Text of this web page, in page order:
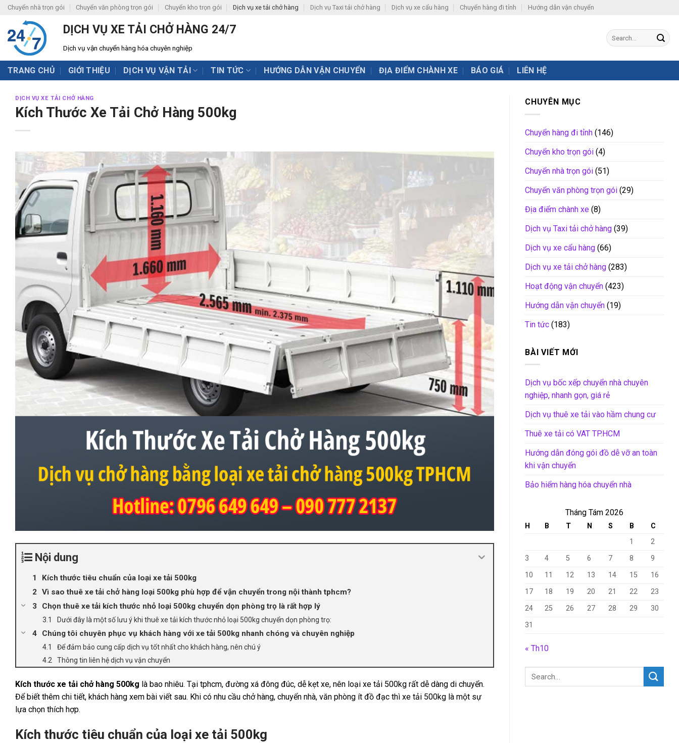
Skip
content
Chuyển nhà trọn gói Chuyển văn phòng trọn gói Chuyển kho trọn gói Dịch vụ xe tải chở hàng Dịch vụ Taxi tải chở hàng Dịch vụ xe cẩu hàng Chuyển hàng đi tỉnh Hướng dẫn vận chuyển
DỊCH VỤ XE TẢI CHỞ HÀNG 24/7
Dịch vụ vận chuyển hàng hóa chuyên nghiệp
TRANG CHỦ GIỚI THIỆU DỊCH VỤ VẬN TẢI TIN TỨC HƯỚNG DẪN VẬN CHUYỂN ĐỊA ĐIỂM CHÀNH XE BÁO GIÁ LIÊN HỆ
DỊCH VỤ XE TẢI CHỞ HÀNG
Kích Thước Xe Tải Chở Hàng 500kg
Nội dung
Kích thước tiêu chuẩn của loại xe tải 500kg
Vì sao thuê xe tải chở hàng loại 500kg phù hợp để vận chuyển trong nội thành tphcm?
Chọn thuê xe tải kích thước nhỏ loại 500kg chuyển dọn phòng trọ là rất hợp lý
Dưới đây là một số lưu ý khi thuê xe tải kích thước nhỏ loại 500kg chuyển dọn phòng trọ:
Chúng tôi chuyên phục vụ khách hàng với xe tải 500kg nhanh chóng và chuyên nghiệp
Để đảm bảo cung cấp dịch vụ tốt nhất cho khách hàng, nên chú ý
Thông tin liên hệ dịch vụ vận chuyển
Kích thước xe tải chở hàng 500kg là bao nhiêu. Tại tphcm, đường xá đông đúc, dễ kẹt xe, nên loại xe tải 500kg rất dễ dàng di chuyển.
Để biết thêm chi tiết, khách hàng xem bài viết sau. Khi có nhu cầu chở hàng, chuyển nhà, văn phòng ít đồ đạc thì xe tải 500kg là một sự
lựa chọn thích hợp.
Kích thước tiêu chuẩn của loại xe tải 500kg
CHUYÊN MỤC
Chuyển hàng đi tỉnh (146)
Chuyển kho trọn gói (4)
Chuyển nhà trọn gói (51)
Chuyển văn phòng trọn gói (29)
Địa điểm chành xe (8)
Dịch vụ Taxi tải chở hàng (39)
Dịch vụ xe cẩu hàng (66)
Dịch vụ xe tải chở hàng (283)
Hoạt động vận chuyển (423)
Hướng dẫn vận chuyển (19)
Tin tức (183)
BÀI VIẾT MỚI
Dịch vụ bốc xếp chuyển nhà chuyên
nghiệp, nhanh gọn, giá rẻ
Dịch vụ thuê xe tải vào hầm chung cư
Thuê xe tải có VAT TP.HCM
Hướng dẫn đóng gói đồ dễ vỡ an toàn
khi vận chuyển
Bảo hiểm hàng hóa chuyển nhà
Tháng Tám 2026
H B T N S B
C
1
2
3
4 5 6 7 8
9
10
11 12 13 14 15
16
17
18 19 20 21 22
23
24
25 26 27 28 29
30
31
« Th10